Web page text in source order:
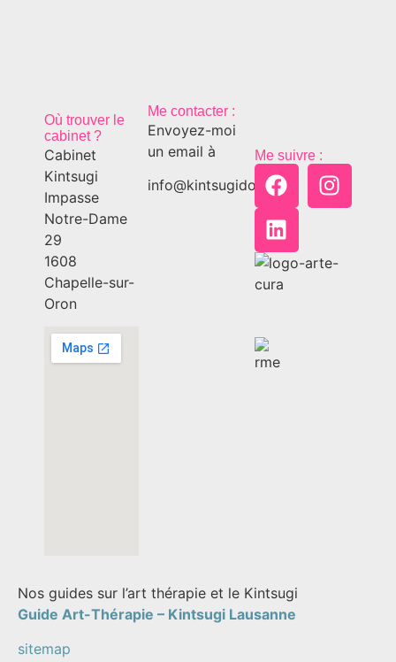
Où trouver le
cabinet ?
Cabinet
Kintsugi
Impasse
Notre-Dame
29
1608
Chapelle-sur-
Oron
Me contacter :
Envoyez-moi
un email à
info@kintsugido.ch
Me suivre :
Nos guides sur l’art thérapie et le Kintsugi
Guide Art-Thérapie – Kintsugi Lausanne
sitemap